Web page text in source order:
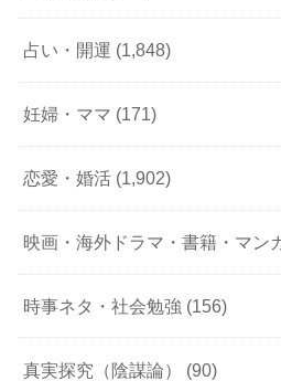
占い・開運 (1,848)
妊婦・ママ (171)
恋愛・婚活 (1,902)
映画・海外ドラマ・書籍・マン
時事ネタ・社会勉強 (156)
真実探究（陰謀論） (90)